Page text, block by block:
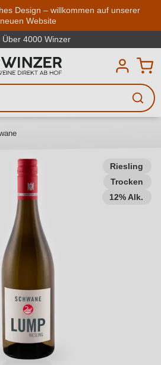
Zum Hauptinhalt springen
Design – willkommen auf unserer
neuen Website
Über 4000 Winzer
Riesling
Trocken
12% Alk.
eingeben
Sie, welchen Wein
– ob nach Geschmack,